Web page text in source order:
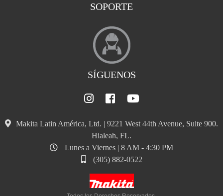
SOPORTE
SÍGUENOS
Makita Latin América, Ltd. | 9221 West 44th Avenue, Suite 900.
Hialeah, FL.
Lunes a Viernes | 8 AM - 4:30 PM
(305) 882-0522